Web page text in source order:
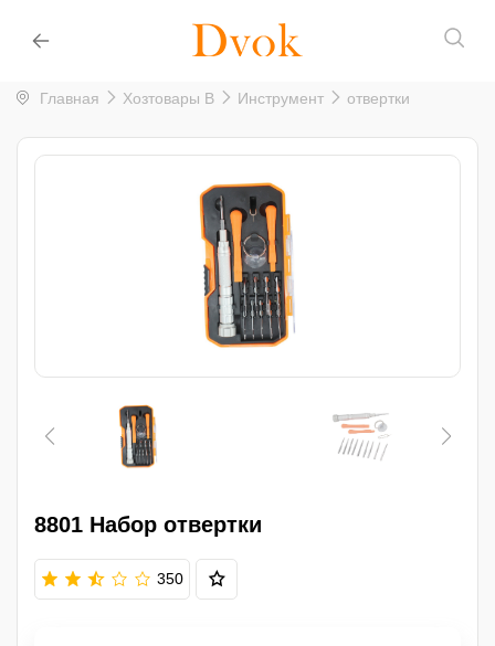
Главная Хозтовары B Инструмент отвертки
8801 Набор отвертки
350